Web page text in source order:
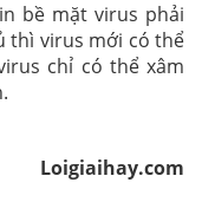
bề mặt virus phải
thì virus mới có thể
chỉ có thể xâm
Loigiaihay.com